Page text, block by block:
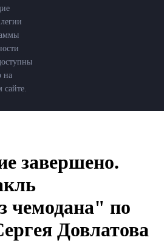
на
сайте.
завершено.
чемодана" по
Довлатова